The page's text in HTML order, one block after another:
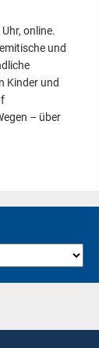
online.
und
Kinder und
– über